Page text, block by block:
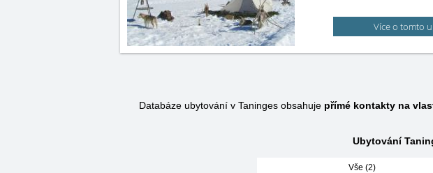
Více o tomto
Databáze ubytování v Taninges obsahuje přímé kontakty na
Ubytování
Vše (2)